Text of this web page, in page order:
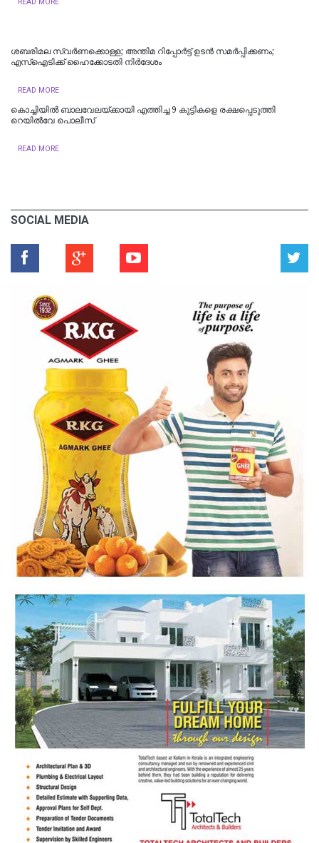
ശബരിമല സ്വര്‍ണക്കൊള്ള; അന്തിമ റിപ്പോര്‍ട്ട് ഉടന്‍ സമര്‍പ്പിക്കണം;
എസ്‌ഐടിക്ക് ഹൈക്കോടതി നിര്‍ദേശം
READ MORE
കൊച്ചിയില്‍ ബാലവേലയ്ക്കായി എത്തിച്ച 9 കുട്ടികളെ രക്ഷപ്പെടുത്തി
റെയില്‍വേ പൊലീസ്
READ MORE
SOCIAL MEDIA